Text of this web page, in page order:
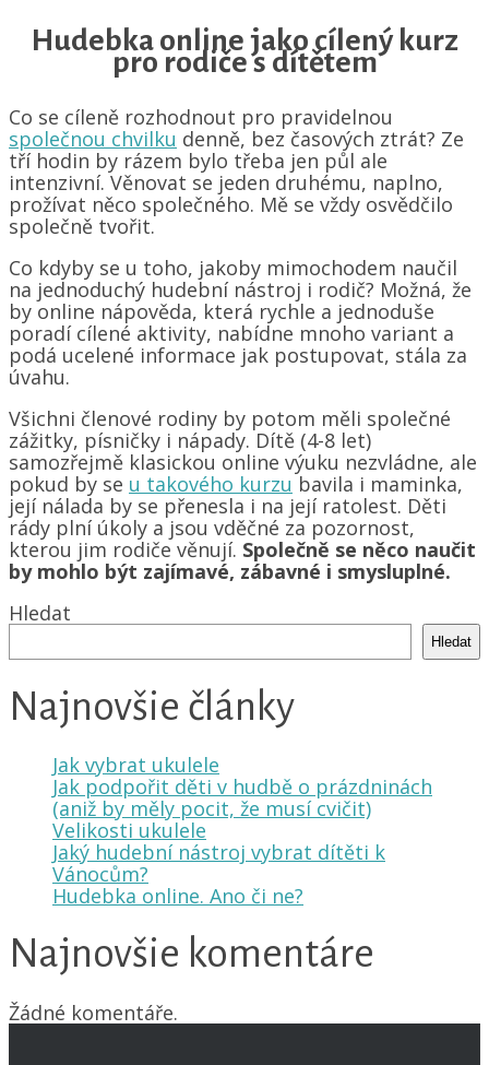
Hudebka online jako cílený kurz
pro rodiče s dítětem
Co se cíleně rozhodnout pro pravidelnou
společnou chvilku denně, bez časových ztrát? Ze
tří hodin by rázem bylo třeba jen půl ale
intenzivní. Věnovat se jeden druhému, naplno,
prožívat něco společného. Mě se vždy osvědčilo
společně tvořit.
Co kdyby se u toho, jakoby mimochodem naučil
na jednoduchý hudební nástroj i rodič? Možná, že
by online nápověda, která rychle a jednoduše
poradí cílené aktivity, nabídne mnoho variant a
podá ucelené informace jak postupovat, stála za
úvahu.
Všichni členové rodiny by potom měli společné
zážitky, písničky i nápady. Dítě (4-8 let)
samozřejmě klasickou online výuku nezvládne, ale
pokud by se u takového kurzu bavila i maminka,
její nálada by se přenesla i na její ratolest. Děti
rády plní úkoly a jsou vděčné za pozornost,
kterou jim rodiče věnují. Společně se něco naučit
by mohlo být zajímavé, zábavné i smysluplné.
Hledat
Hledat
Najnovšie články
Jak vybrat ukulele
Jak podpořit děti v hudbě o prázdninách
(aniž by měly pocit, že musí cvičit)
Velikosti ukulele
Jaký hudební nástroj vybrat dítěti k
Vánocům?
Hudebka online. Ano či ne?
Najnovšie komentáre
Žádné komentáře.